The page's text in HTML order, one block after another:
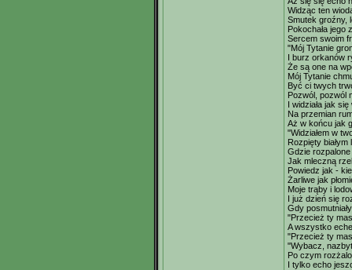
Widząc ten
Smutek groźny,
Pokochała jego
Sercem swoim
"Mój Tytanie
I burz orkanów
Że są one na
Mój Tytanie
Być ci twych
Pozwól, pozwól
I widziała jak
Na przemian
Aż w końcu jak
"Widziałem w
Rozpięty białym
Gdzie
Jak mleczną
Powiedz jak -
Żarliwe jak
Moje trąby i
I już dzień się
Gdy
"Przecież ty
A wszystko
"Przecież ty
"Wybacz,
Po czym
I tylko echo